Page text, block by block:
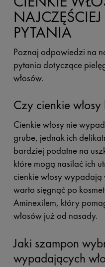
PYTANIA
Poznaj odpowiedzi na
pytania dotyczące
włosów.
Czy cienkie
Cienkie włosy nie
grube, jednak ich
bardziej podatne na
które mogą nasilać ich
cienkie włosy
warto sięgnąć po
Aminexilem, który
włosów już od nasady.
Jaki szampon
wypadających